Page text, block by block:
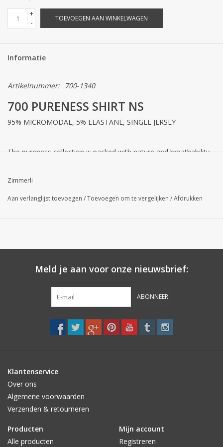
+
-
TOEVOEGEN AAN WINKELWAGEN
Informatie
Artikelnummer: 700-1340
700 PURENESS SHIRT NS
95% MICROMODAL, 5% ELASTANE, SINGLE JERSEY
The pureness collection is packed with nature and breathability.
tenderly hugs the body. The form-fitting shirt with a wide round
more moisture than cotton and quickly transfers it. The fibre is
obtained from European beech, making it completely natural.
Furthermore, the Lycra content gives it maximum elasticity.
Pureness feels like a second skin,
Zimmerli
Aan verlanglijst toevoegen /Toevoegen om te vergelijken /Afdrukken
Meld je aan voor onze nieuwsbrief:
ABONNEER
Klantenservice
Over ons
Algemene voorwaarden
Verzenden & retourneren
Producten
Alle producten
Mijn account
Registreren